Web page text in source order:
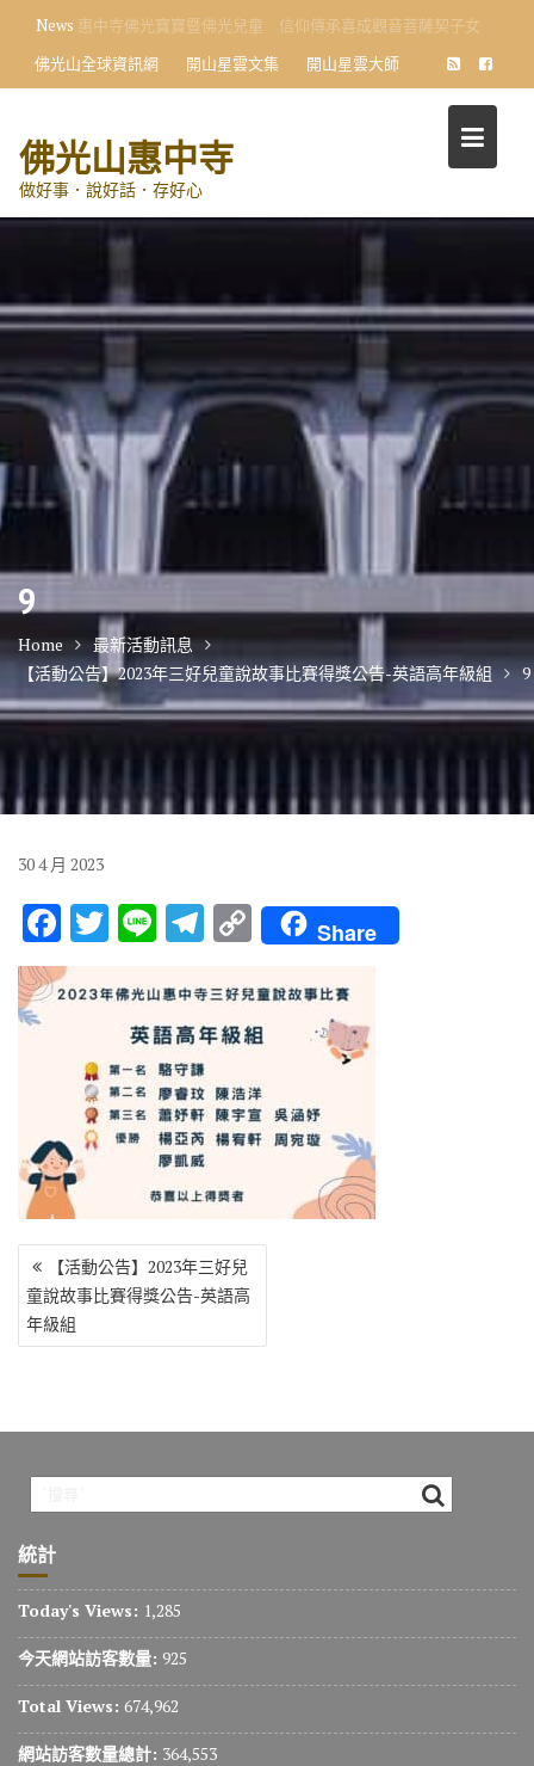
content
News向星雲大師學習 小學生首創〈十修歌〉藝術展
佛光山全球資訊網
開山星雲文集 開山星雲大師
佛光山惠中寺
做好事．說好話．存好心
9
Home
最新活動訊息
【活動公告】2023年三好兒童說故事比賽得獎公告-英語高年級組
9
304 月 2023
F
ac
e
k
T
it
te
r
Li
e
T
e
gr
a
m
C
o
p
y
Li
n
k
Share
文
章
導
覽
【活動公告】2023年三好兒
童說故事比賽得獎公告-英語高
年級組
統計
Today's Views: 1,285
今天網站訪客數量: 925
Total Views: 674,962
網站訪客數量總計: 364,553